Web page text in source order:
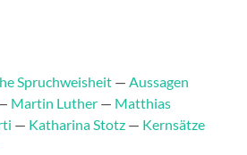
Spruchweisheit — Aussagen
Martin Luther — Matthias
— Katharina Stotz — Kernsätze